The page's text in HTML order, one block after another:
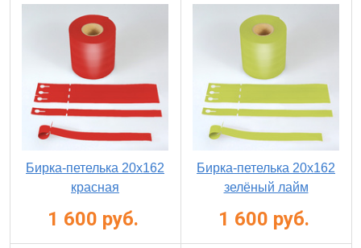
Бирка-петелька 20х162
красная
1 600 руб.
Бирка-петелька 20х162
зелёный лайм
1 600 руб.